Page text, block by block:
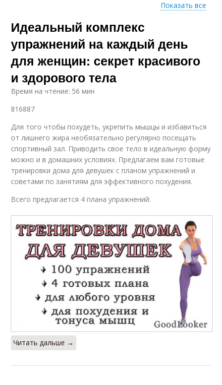
Нечастые тренировки
Показать все
Идеальный комплекс
упражнений на каждый день
для женщин: секрет красивого
и здорового тела
Время на чтение: 56 мин
816887
Для того чтобы похудеть, укрепить мышцы и избавиться
от лишнего жира необязательно регулярно посещать
спортивный зал. Приводить свое тело в идеальную форму
можно и в домашних условиях. Предлагаем вам готовые
тренировки дома для девушек с планом упражнений и
советами по занятиям для эффективного похудения.
Всего предлагается 4 плана упражнений:
Читать дальше →